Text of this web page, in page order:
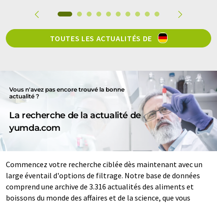
TOUTES LES ACTUALITÉS DE
Vous n'avez pas encore trouvé la bonne
actualité ?
La recherche de la actualité de
yumda.com
Commencez votre recherche ciblée dès maintenant avec un
large éventail d'options de filtrage. Notre base de données
comprend une archive de 3.316 actualités des aliments et
boissons du monde des affaires et de la science, que vous